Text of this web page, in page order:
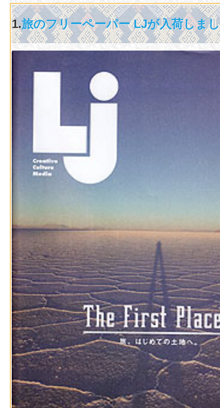
1.旅のフリーペーパー LJが入荷しま